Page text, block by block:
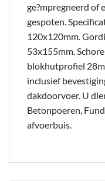
ge?mpregneerd of
gespoten.
120x120mm.
53x155mm.
blokhutprofiel
inclusief
dakdoorvoer. U
Betonpoeren,
afvoerbuis.